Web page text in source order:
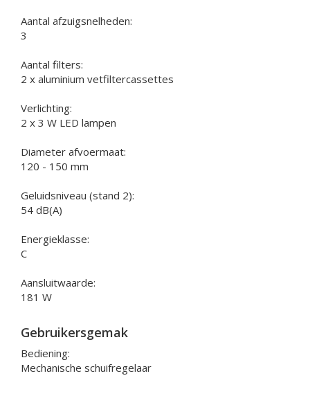
Aantal afzuigsnelheden:
3
Aantal filters:
2 x aluminium vetfiltercassettes
Verlichting:
2 x 3 W LED lampen
Diameter afvoermaat:
120 - 150 mm
Geluidsniveau (stand 2):
54 dB(A)
Energieklasse:
C
Aansluitwaarde:
181 W
Gebruikersgemak
Bediening:
Mechanische schuifregelaar